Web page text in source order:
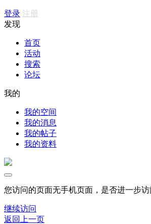
登录 注册
发现
首页
活动
搜索
论坛
我的
我的空间
我的消息
我的帖子
我的资料
您访问的页面无手机页面，是否进一步访
继续访问
返回上一页